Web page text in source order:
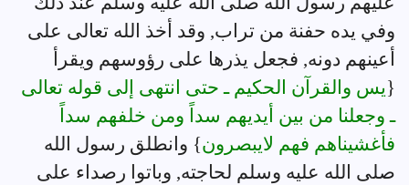
وفي يده حفنة من تراب, وقد أخذ الله تعالى على
أعينهم دونه, فجعل يذرها على رؤوسهم ويقرأ
{يس والقرآن الحكيم ـ حتى انتهى إلى قوله تعالى
ـ وجعلنا من بين أيديهم سداً ومن خلفهم سداً
فأغشيناهم فهم لايبصرون} وانطلق رسول الله
صلى الله عليه وسلم لحاجته, وباتوا رصداء على